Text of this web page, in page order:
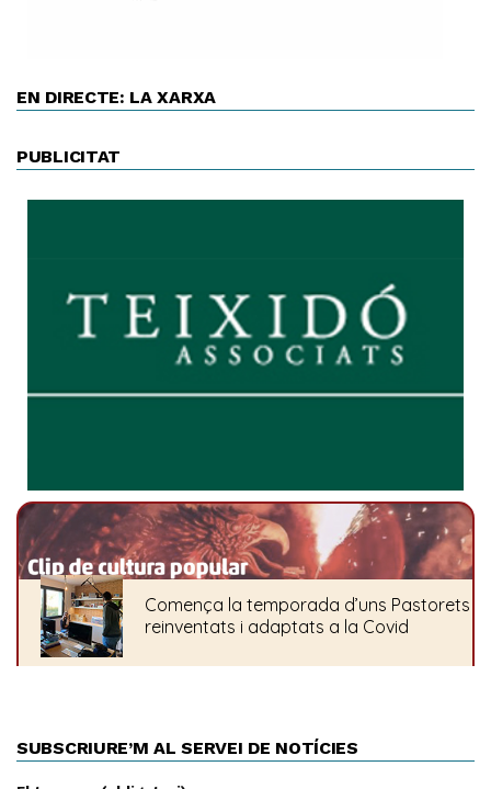
EN DIRECTE: LA XARXA
PUBLICITAT
SUBSCRIURE’M AL SERVEI DE NOTÍCIES